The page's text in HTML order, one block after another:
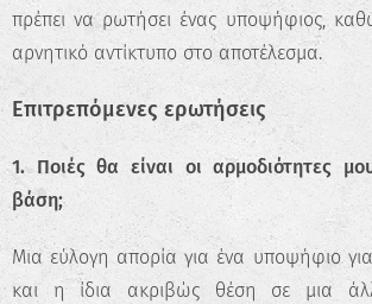
πρέπει να ρωτήσει ένας υποψήφιος,
αρνητικό αντίκτυπο στο αποτέλεσμα.
Επιτρεπόμενες ερωτήσεις
1. Ποιές θα είναι οι αρμοδιότητες
βάση;
Μια εύλογη απορία για ένα υποψήφιο
και η ίδια ακριβώς θέση σε μια